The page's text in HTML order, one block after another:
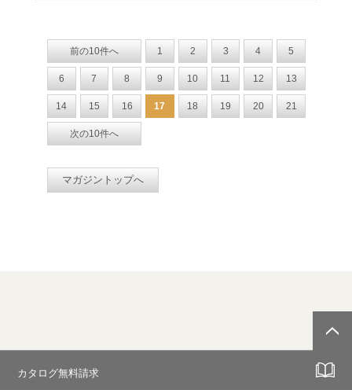
前の10件へ 1 2 3 4 5
6 7 8 9 10 11 12 13
14 15 16 17 18 19 20 21
次の10件へ
マガジントップへ
カタログ無料請求